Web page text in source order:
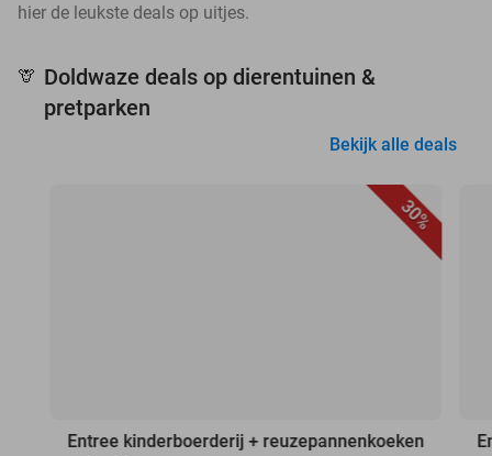
hier de leukste deals op uitjes.
🦒 Doldwaze deals op dierentuinen &
pretparken
Bekijk alle deals
30%
Entree kinderboerderij + reuzepannenkoeken